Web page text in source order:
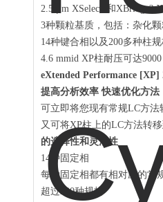
2.5 μm XSelect?和XBridge?
3种颗粒基质，包括：杂化
14种键合相以及200多种柱
4.6 mmid XP柱耐压可达
eXtended Performance [XP]
提高分析效率 快速优化方法
可立即将您现有常规LC方法
又可将XP柱上的LC方法转
的选择性和灵活性
14种固定相
每种固定相都有相对应的常
超过200种规格